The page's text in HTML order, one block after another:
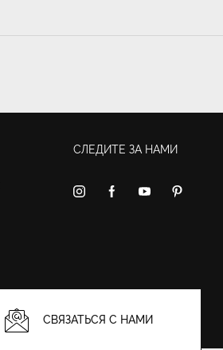
СЛЕДИТЕ ЗА НАМИ
СВЯЗАТЬСЯ С НАМИ